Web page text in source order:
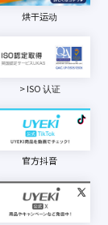
烘干运动
> ISO 认证
官方抖音